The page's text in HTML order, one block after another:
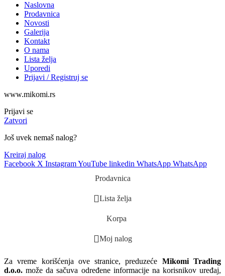
Naslovna
Prodavnica
Novosti
Galerija
Kontakt
O nama
Lista želja
Uporedi
Prijavi / Registruj se
www.mikomi.rs
Prijavi se
Zatvori
Još uvek nemaš nalog?
Kreiraj nalog
Facebook X InstagramYouTube linkedin WhatsApp WhatsApp
Prodavnica
Lista želja
Korpa
Moj nalog
Za vreme korišćenja ove stranice, preduzeće Mikomi Trading
d.o.o. može da sačuva određene informacije na korisnikov uređaj,